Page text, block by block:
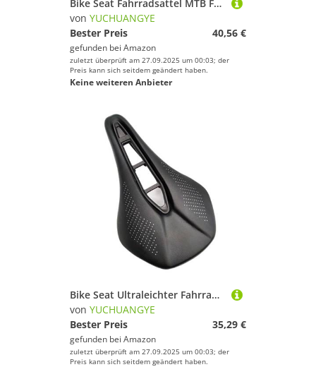
Bike Seat Fahrradsattel MTB Fahrradsitz Rennrad Fahrrad/Stahl Sattelschienen for Radfahren(GT1)
von YUCHUANGYE
Bester Preis
40,56 €
gefunden bei Amazon
zuletzt überprüft am 27.09.2025 um 00:03; der
Preis kann sich seitdem geändert haben.
Keine weiteren Anbieter
Bike Seat Ultraleichter Fahrradsattel 245-155 mm Fahrradsitz, ultrafeiner Ledersattel
von YUCHUANGYE
Bester Preis
35,29 €
gefunden bei Amazon
zuletzt überprüft am 27.09.2025 um 00:03; der
Preis kann sich seitdem geändert haben.